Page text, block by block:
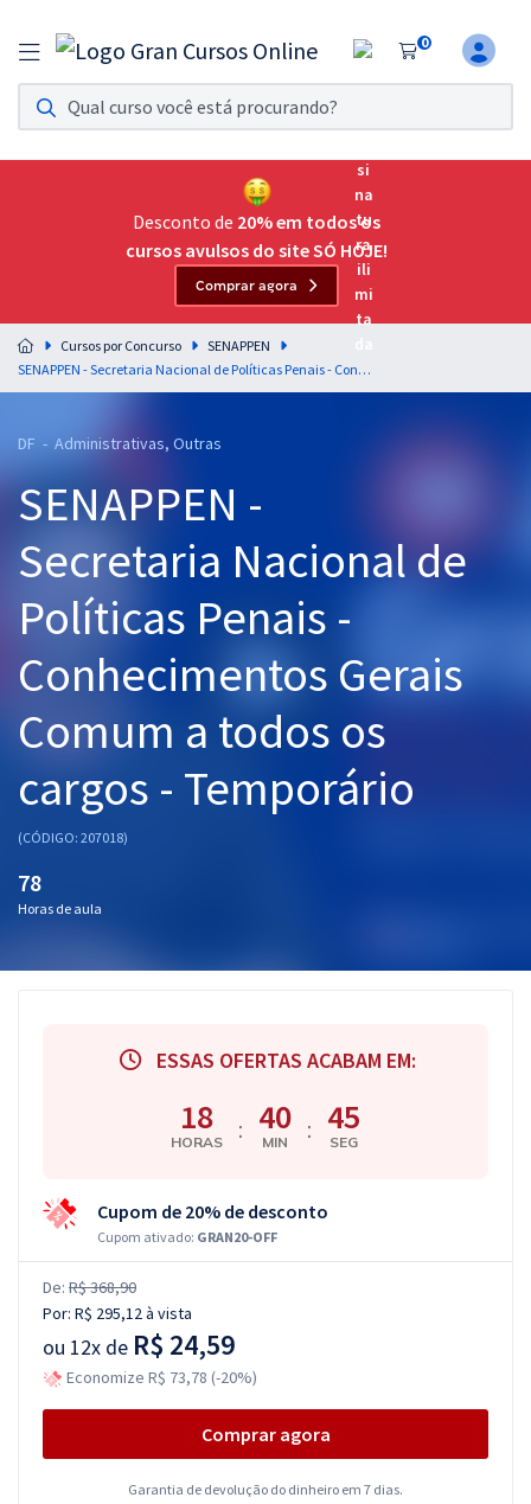
0
Assinatura Ilimitada 11
Acesso a todos os cursos. Teste grátis por 7 dias!
Assinatura OAB Até Passar
Acesso ilimitado a toda preparação para o Exame da
Residências Multiprofissionais
Preparação completa e intensiva para as principais
residências em saúde do Brasil
Cursos 20% OFF
Pós
Graduação
OAB
Aprovados
Desconto de 20% em todos os
cursos avulsos do site SÓ HOJE!
Comprar agora
Cursos por Concurso
SENAPPEN
SENAPPEN - Secretaria Nacional de Políticas Penais - Conhecimentos Gerais Comum a todos os cargos - Temporário
DF - Administrativas, Outras
SENAPPEN -
Secretaria Nacional de
Políticas Penais -
Conhecimentos Gerais
Comum a todos os
cargos - Temporário
(CÓDIGO: 207018)
78
Horas de aula
ESSAS OFERTAS ACABAM EM:
18
HORAS : 40
MIN : 45
SEG
Cupom de 20% de desconto
Cupom ativado: GRAN20-OFF
De: R$ 368,90
Por: R$ 295,12à vista
ou 12x de R$ 24,59
Economize R$ 73,78 (-20%)
Comprar agora
Garantia de devolução do dinheiro em 7 dias.